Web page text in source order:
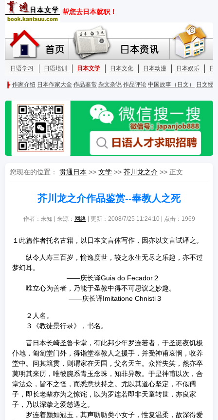
您现在的位置： 贯通日本 >> 文学 >> 芥川龙之介 >> 正文
芥川龙之介作品鉴赏--奉教人之死
作者：未知 | 来源： 网络| 更新：2008/7/25 11:24:10 | 点击： 1969
１此篇作者托名古籍，以日本文言体写作，因亦以文言试译之。
纵令人寿三百岁，愉逸度世，较之永生无尽之乐趣，亦不过
梦幻耳。
——庆长译Guia do Fecador２
唯立心为善者，乃能于圣教中得不可思议之妙趣。
——庆长译Imitatione Chnisti３
２人名。
３《教徒景行录》，书名。
昔日本长崎圣鲁卡堂，有此邦少年罗连若者，于圣诞夜饥极
仆地，匍匐堂门外，得诣堂奉教人之援手，并受神甫哀悯，收养
堂中。问其籍贯，则谓家在天国，父名天主。众皆失笑，然亦卒
莫明其来历，唯彼腕系青玉念珠，知非异教。于是神甫以次，合
堂法众，皆不之怪，而悉意扶持之。尤以其道心坚定，不似孺
子，即长老辈亦为之惊诧，以为罗连若即非天童转世，亦良家
子，乃以深挚之爱慈遇之。
罗连着颜如冠玉，其声呖呖类小女子，性复温柔，故深得爱